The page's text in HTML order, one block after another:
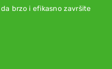
brzo i efikasno završite